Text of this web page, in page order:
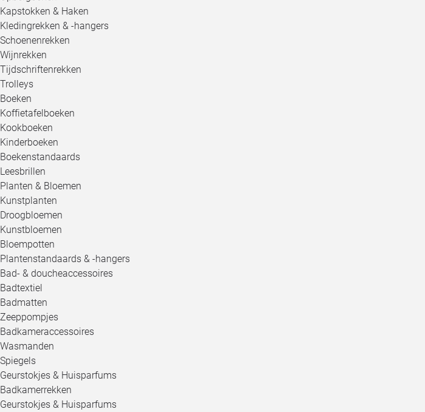
Kapstokken & Haken
Kledingrekken & -hangers
Schoenenrekken
Wijnrekken
Tijdschriftenrekken
Trolleys
Boeken
Koffietafelboeken
Kookboeken
Kinderboeken
Boekenstandaards
Leesbrillen
Planten & Bloemen
Kunstplanten
Droogbloemen
Kunstbloemen
Bloempotten
Plantenstandaards & -hangers
Bad- & doucheaccessoires
Badtextiel
Badmatten
Zeeppompjes
Badkameraccessoires
Wasmanden
Spiegels
Geurstokjes & Huisparfums
Badkamerrekken
Geurstokjes & Huisparfums